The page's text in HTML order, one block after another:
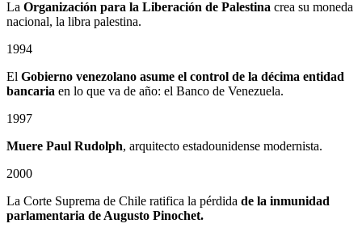
La Organización para la Liberación de Palestina crea su moneda
nacional, la libra palestina.
1994
El Gobierno venezolano asume el control de la décima entidad
bancaria en lo que va de año: el Banco de Venezuela.
1997
Muere Paul Rudolph, arquitecto estadounidense modernista.
2000
La Corte Suprema de Chile ratifica la pérdida de la inmunidad
parlamentaria de Augusto Pinochet.